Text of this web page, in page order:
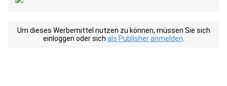
Um dieses Werbemittel nutzen zu können, müssen Sie sich
einloggen oder sich als Publisher anmelden